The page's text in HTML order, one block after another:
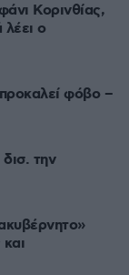
Κορινθίας,
ο
προκαλεί φόβο –